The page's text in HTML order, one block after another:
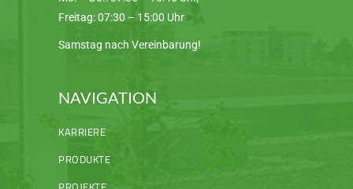
Freitag: 07:30 – 15:00 Uhr
Samstag nach Vereinbarung!
NAVIGATION
KARRIERE
PRODUKTE